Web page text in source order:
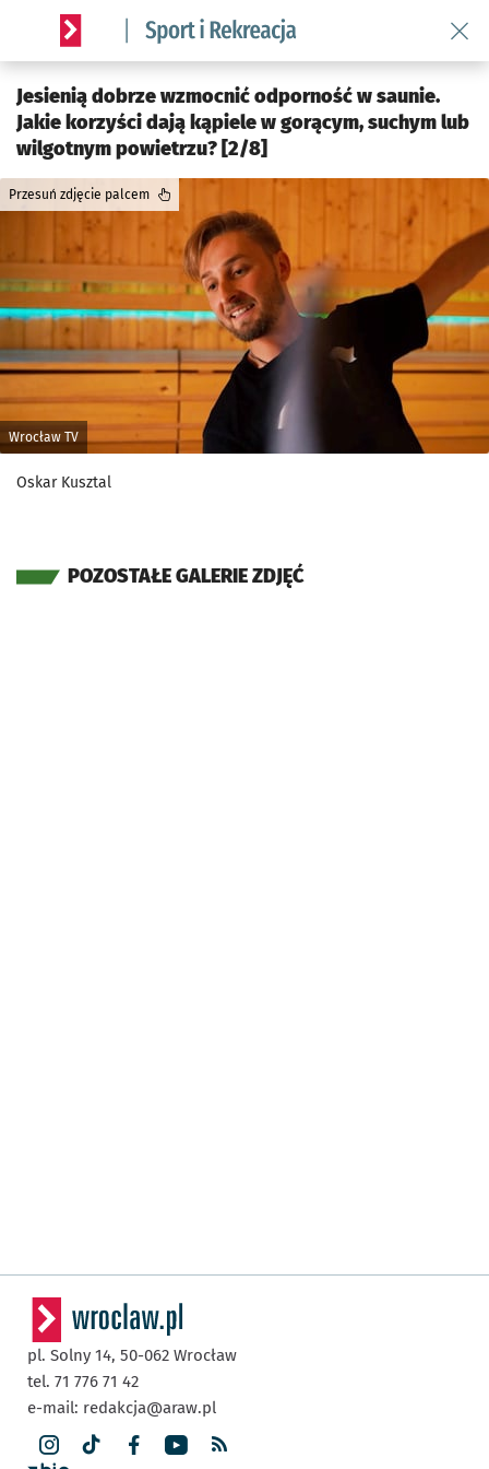
Serwis informacyjny wroclaw.pl podserwis: Sport i rekreacja
Jesienią dobrze wzmocnić odporność w saunie.
Jakie korzyści dają kąpiele w gorącym, suchym lub
wilgotnym powietrzu? [2/8]
Wrocław TV
Przesuń zdjęcie palcem
Oskar Kusztal
POZOSTAŁE GALERIE ZDJĘĆ
pl. Solny 14, 50-062 Wrocław
tel. 71 776 71 42
e-mail: redakcja@araw.pl